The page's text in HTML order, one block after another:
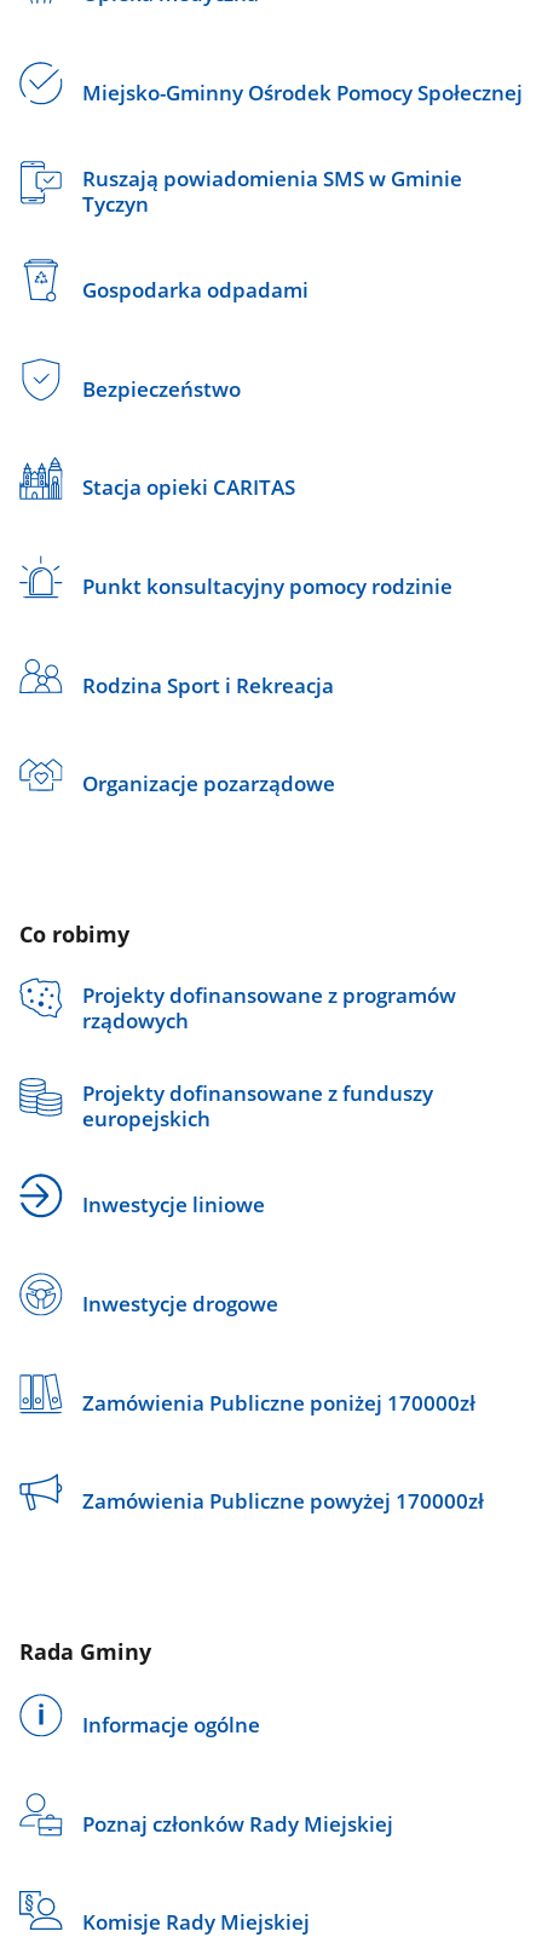
Miejsko-Gminny Ośrodek Pomocy Społecznej
Ruszają powiadomienia SMS w Gminie
Tyczyn
Gospodarka odpadami
Bezpieczeństwo
Stacja opieki CARITAS
Punkt konsultacyjny pomocy rodzinie
Rodzina Sport i Rekreacja
Organizacje pozarządowe
Co robimy
Projekty dofinansowane z programów
rządowych
Projekty dofinansowane z funduszy
europejskich
Inwestycje liniowe
Inwestycje drogowe
Zamówienia Publiczne poniżej 170000zł
Zamówienia Publiczne powyżej 170000zł
Rada Gminy
Informacje ogólne
Poznaj członków Rady Miejskiej
Komisje Rady Miejskiej